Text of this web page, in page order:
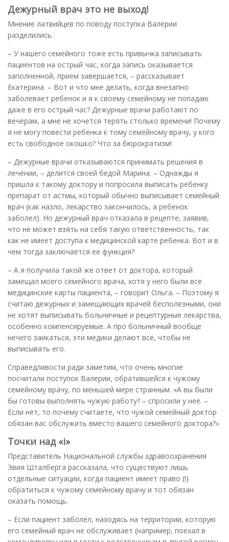
Дежурный врач это не выход!
Мнение латвийцев по поводу поступка Валерии
разделились.
– У нашего семейного тоже есть привычка записывать
пациентов на острый час, когда запись оказывается
заполненной, прием завершается, – рассказывает
Екатерина. – Вот и что мне делать, когда внезапно
заболевает ребенок и я к своему семейному не попадаю
даже в его острый час? Дежурные врачи работают по
вечерам, а мне не хочется терять столько времени! Почему
я не могу повести ребенка к тому семейному врачу, у кого
есть свободное окошко? Что за бюрократизм!
– Дежурные врачи отказываются принимать решения в
лечении, – делится своей бедой Марина. – Однажды я
пришла к такому доктору и попросила выписать ребенку
препарат от астмы, который обычно выписывает семейный
врач (как назло, лекарство закончилось, а ребенок
заболел). Но дежурный врач отказала в рецепте, заявив,
что не может взять на себя такую ответственность, так
как не имеет доступа к медицинской карте ребенка. Вот и в
чем тогда заключается ее функция?
– А я получила такой же ответ от доктора, который
замещал моего семейного врача, хотя у него были все
медицинские карты пациента, – говорит Ольга. – Поэтому я
считаю дежурных и замещающих врачей бесполезными, они
не хотят выписывать больничные и рецептурные лекарства,
особенно компенсируемые. А про больничный вообще
нечего заикаться, эти медики делают все, чтобы не
выписывать его.
Справедливости ради заметим, что очень многие
посчитали поступок Валерии, обратившейся к чужому
семейному врачу, по меньшей мере странным. «А вы были
бы готовы выполнять чужую работу? – спросили у нее. –
Если нет, то почему считаете, что чужой семейный доктор
обязан вас обслужить вместо вашего семейного доктора?»
Точки над «i»
Представитель Национальной службы здравоохранения
Эвия Шталберга рассказала, что существуют лишь
отдельные ситуации, когда пациент имеет право (!)
обратиться к чужому семейному врачу и тот обязан
оказать помощь.
– Если пациент заболел, находясь на территории, которую
его семейный врач не обслуживает (например, поехал в